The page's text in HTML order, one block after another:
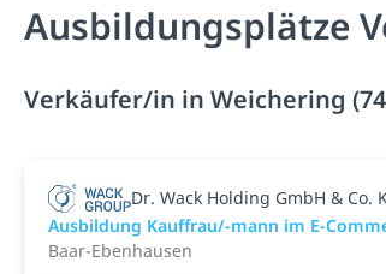
Ausbildungsplätze
Verkäufer/in in Weichering
Dr. Wack Holding GmbH & Co.
Ausbildung Kauffrau/-mann im E-
Baar-Ebenhausen